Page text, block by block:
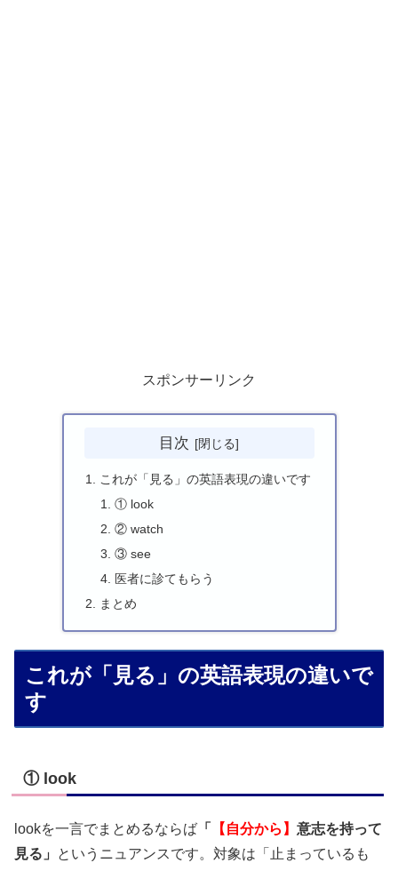
スポンサーリンク
目次
これが「見る」の英語表現の違いです
① look
② watch
③ see
医者に診てもらう
まとめ
これが「見る」の英語表現の違いで
す
① look
lookを一言でまとめるならば 「 【自分から】 意志を持って
見る」
というニュアンスです。対象は「止まっているも